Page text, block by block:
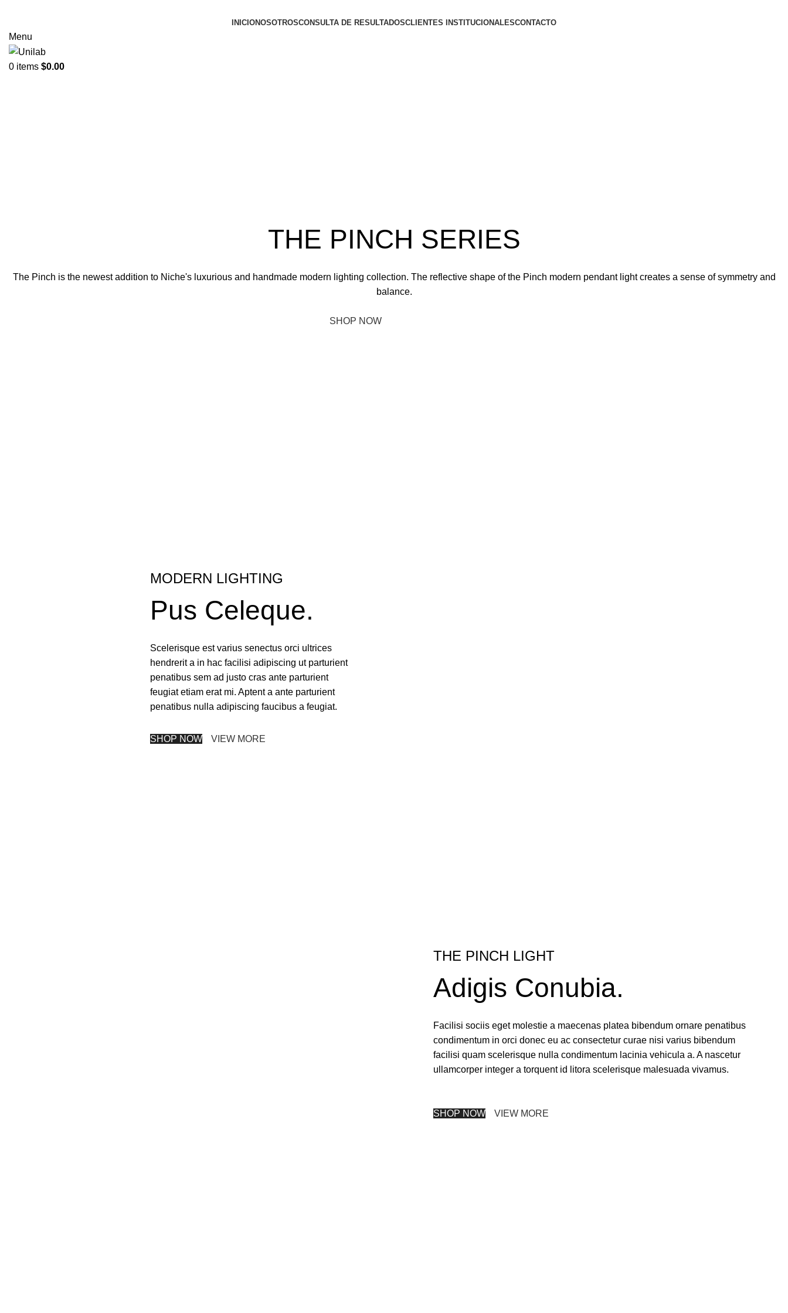
INICIONOSOTROSCONSULTA DE RESULTADOSCLIENTES INSTITUCIONALESCONTACTO
Menu
0 items $0.00
THE PINCH SERIES
The Pinch is the newest addition to Niche's luxurious and handmade modern lighting collection. The reflective shape of the Pinch modern pendant light creates a sense of symmetry and
balance.
SHOP NOW
MODERN LIGHTING
Pus Celeque.
Scelerisque est varius senectus orci ultrices
hendrerit a in hac facilisi adipiscing ut parturient
penatibus sem ad justo cras ante parturient
feugiat etiam erat mi. Aptent a ante parturient
penatibus nulla adipiscing faucibus a feugiat.
SHOP NOW VIEW MORE
THE PINCH LIGHT
Adigis Conubia.
Facilisi sociis eget molestie a maecenas platea bibendum ornare penatibus
condimentum in orci donec eu ac consectetur curae nisi varius bibendum
facilisi quam scelerisque nulla condimentum lacinia vehicula a. A nascetur
ullamcorper integer a torquent id litora scelerisque malesuada vivamus.
SHOP NOW VIEW MORE